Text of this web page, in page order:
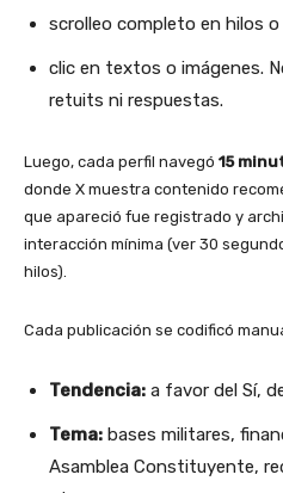
scrolleo completo en hilos o
clic en textos o imágenes.
retuits ni respuestas.
Luego, cada perfil navegó 15
donde X muestra contenido
que apareció fue registrado y
interacción mínima (ver 30
hilos).
Cada publicación se codificó
Tendencia: a favor del Sí,
Tema: bases militares,
Asamblea Constituyente,